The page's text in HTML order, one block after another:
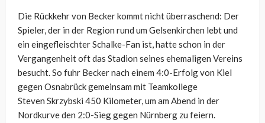
Die Rückkehr von Becker kommt nicht überraschend: Der
Spieler, der in der Region rund um Gelsenkirchen lebt und
ein eingefleischter Schalke-Fan ist, hatte schon in der
Vergangenheit oft das Stadion seines ehemaligen Vereins
besucht. So fuhr Becker nach einem 4:0-Erfolg von Kiel
gegen Osnabrück gemeinsam mit Teamkollege
Steven Skrzybski 450 Kilometer, um am Abend in der
Nordkurve den 2:0-Sieg gegen Nürnberg zu feiern.